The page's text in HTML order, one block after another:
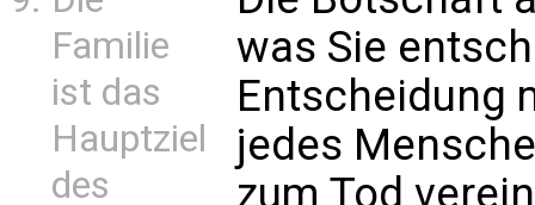
Familie
ist das
Hauptziel
des
was Sie
Entscheidung
jedes
zum Tod